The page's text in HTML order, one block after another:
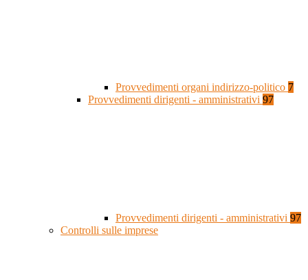
Provvedimenti organi indirizzo-politico 7
Provvedimenti dirigenti - amministrativi 97
Provvedimenti dirigenti - amministrativi 97
Controlli sulle imprese